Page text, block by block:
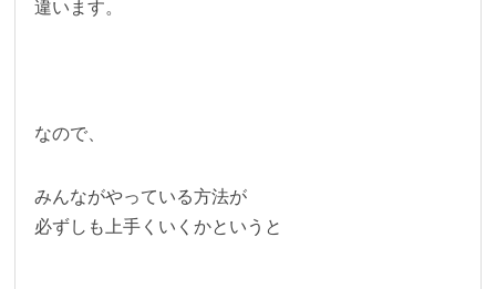
違います。
なので、
みんながやっている方法が
必ずしも上手くいくかというと